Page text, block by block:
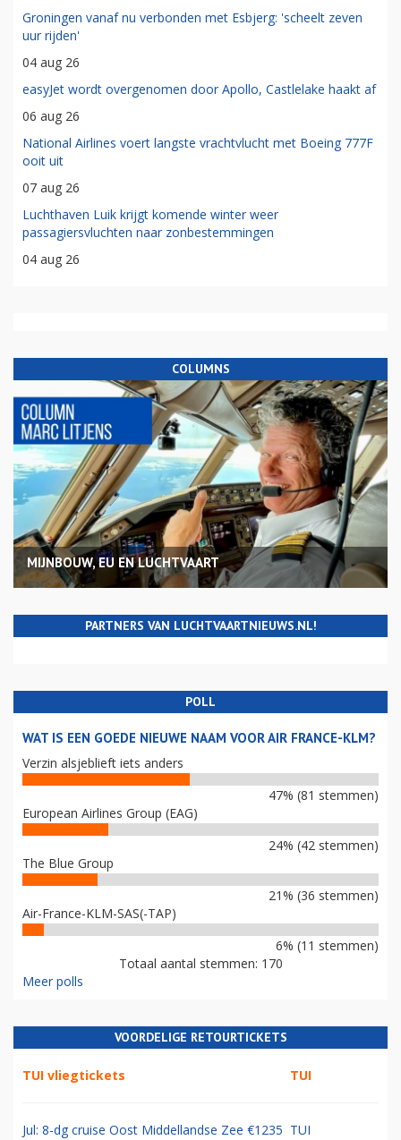
Groningen vanaf nu verbonden met Esbjerg: 'scheelt zeven
uur rijden'
04 aug 26
easyJet wordt overgenomen door Apollo, Castlelake haakt af
06 aug 26
National Airlines voert langste vrachtvlucht met Boeing 777F
ooit uit
07 aug 26
Luchthaven Luik krijgt komende winter weer
passagiersvluchten naar zonbestemmingen
04 aug 26
COLUMNS
MIJNBOUW, EU EN LUCHTVAART
PARTNERS VAN LUCHTVAARTNIEUWS.NL!
POLL
WAT IS EEN GOEDE NIEUWE NAAM VOOR AIR FRANCE-KLM?
Verzin alsjeblieft iets anders
47% (81 stemmen)
European Airlines Group (EAG)
24% (42 stemmen)
The Blue Group
21% (36 stemmen)
Air-France-KLM-SAS(-TAP)
6% (11 stemmen)
Totaal aantal stemmen: 170
Meer polls
VOORDELIGE RETOURTICKETS
TUI vliegtickets TUI
Jul: 8-dg cruise Oost Middellandse Zee €1235 TUI